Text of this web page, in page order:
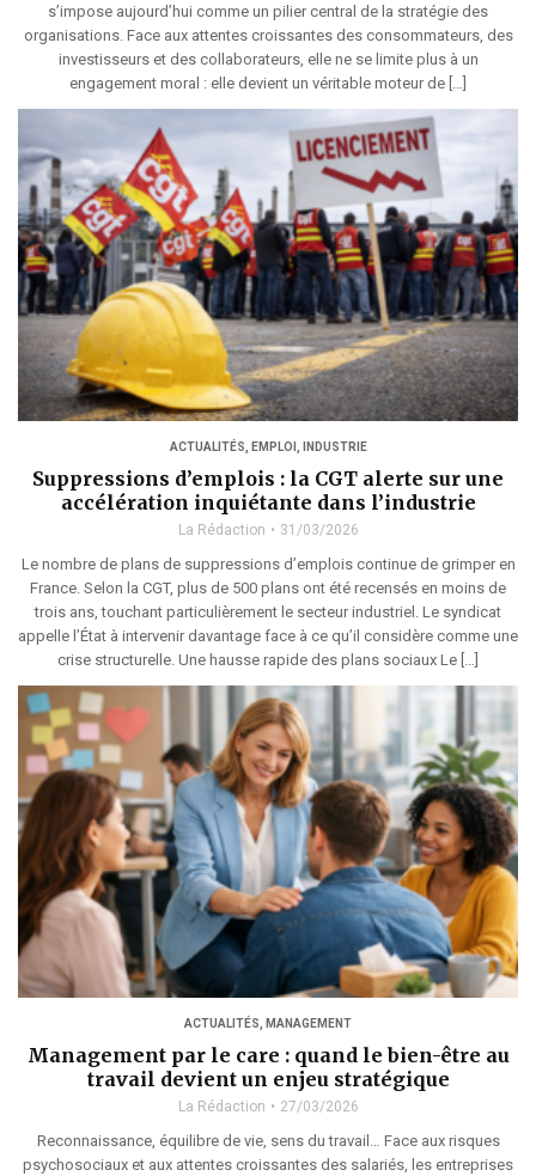
s’impose aujourd’hui comme un pilier central de la stratégie des
organisations. Face aux attentes croissantes des consommateurs, des
investisseurs et des collaborateurs, elle ne se limite plus à un
engagement moral : elle devient un véritable moteur de […]
ACTUALITÉS EMPLOI INDUSTRIE
Suppressions d’emplois : la CGT alerte sur une
accélération inquiétante dans l’industrie
La Rédaction 31/03/2026
Le nombre de plans de suppressions d’emplois continue de grimper en
France. Selon la CGT, plus de 500 plans ont été recensés en moins de
trois ans, touchant particulièrement le secteur industriel. Le syndicat
appelle l’État à intervenir davantage face à ce qu’il considère comme une
crise structurelle. Une hausse rapide des plans sociaux Le […]
ACTUALITÉS, MANAGEMENT
Management par le care : quand le bien-être au
travail devient un enjeu stratégique
La Rédaction 27/03/2026
Reconnaissance, équilibre de vie, sens du travail… Face aux risques
psychosociaux et aux attentes croissantes des salariés, les entreprises